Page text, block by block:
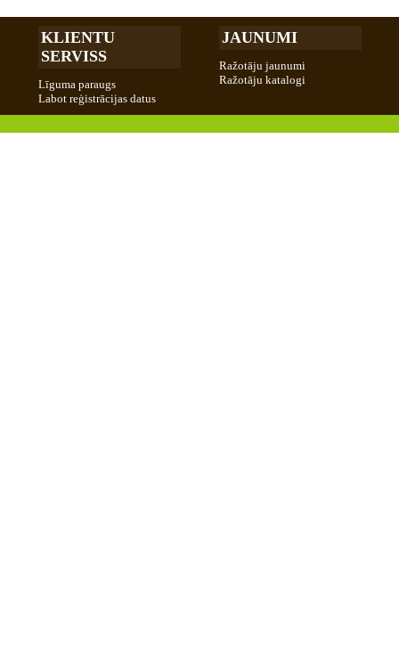
KLIENTU
SERVISS
Līguma paraugs
Labot reģistrācijas datus
JAUNUMI
Ražotāju jaunumi
Ražotāju katalogi